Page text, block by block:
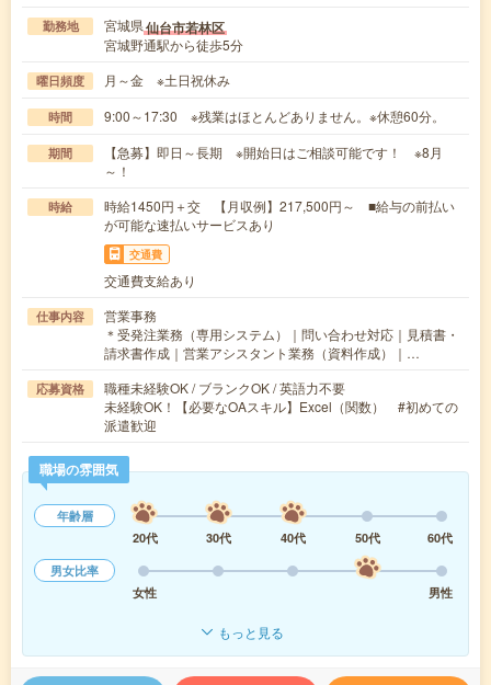
勤務地 宮城県仙台市若林区
宮城野通駅から徒歩5分
曜日頻度 月～金 ※土日祝休み
時間 9:00～17:30 ※残業はほとんどありません。※休憩60分。
期間
【急募】即日～長期 ※開始日はご相談可能です！ ※8月
～！
時給
時給1450円＋交 【月収例】217,500円～ ■給与の前払い
が可能な速払いサービスあり
交通費
交通費支給あり
仕事内容
営業事務
＊受発注業務（専用システム）｜問い合わせ対応｜見積書・
請求書作成｜営業アシスタント業務（資料作成）｜…
応募資格
職種未経験OK / ブランクOK / 英語力不要
未経験OK！【必要なOAスキル】Excel（関数） #初めての
派遣歓迎
職場の雰囲気
年齢層
20代
30代 40代 50代
60代
男女比率
女性
男性
もっと見る